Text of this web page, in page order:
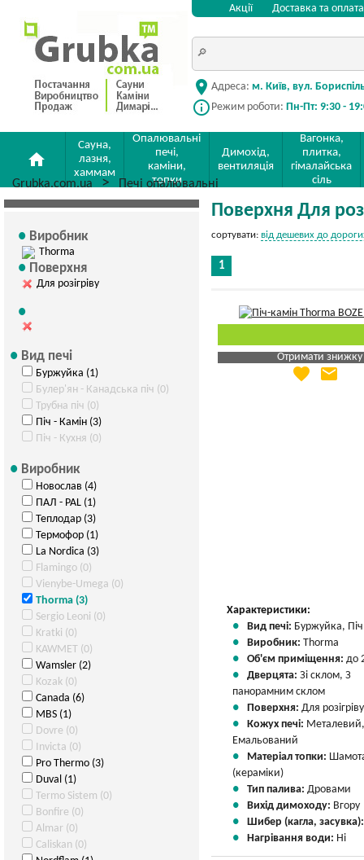
Акції Доставка та оплата
location_on Адреса: м. Київ, вул.
info_outline Режим роботи: Пн-Пт: 9:30 -
home
Сауна,
лазня,
хаммам
Опалювальні
печі,
каміни,
топки
Димохід,
вентиляція
Вагонка,
плитка,
гімалайська
сіль
Grubka.com.ua Печі опалювальні
Виробник
Thorma
Поверхня
Для розігріву
Вид печі
Буржуйка (1)
Булер'ян - Канадська піч (0)
Трубна піч (0)
Піч - Камін (3)
Піч - Кухня (0)
Виробник
Новослав (4)
ПАЛ - PAL (1)
Теплодар (3)
Термофор (1)
La Nordica (3)
Flamingo (0)
Vienybe-Umega (0)
Thorma (3)
Sergio Leoni (0)
Kratki (0)
KAWMET (0)
Wamsler (2)
Kozak (0)
Canada (6)
MBS (1)
Dovre (0)
Invicta (0)
Pro Thermo (3)
Duval (1)
Termo Sistem (0)
Bonfire (0)
Almar (0)
Caliskan (0)
Поверхня Для
сортувати: від дешевих до
1
Отримати знижку
Яка Ваша ціна
favorite email
Характеристики:
Вид печі: Буржуйка,
Виробник: Thorma
Об'єм приміщення: до
Дверцята: Зі склом, З
панорамним склом
Поверхня: Для
Кожух печі: Металевий,
Емальований
Матеріал топки:
(кераміки)
Тип палива: Дровами
Вихід димоходу: Вгору
Шибер (кагла,
Нагрівання води: Ні